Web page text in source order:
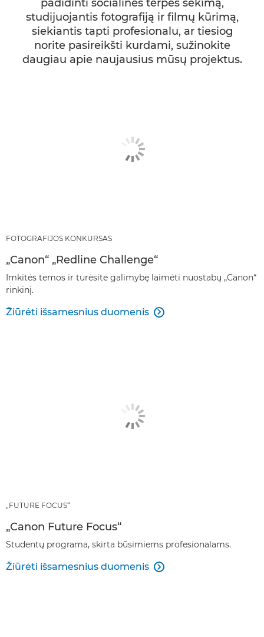
padidinti socialinės terpės sekimą,
studijuojantis fotografiją ir filmų kūrimą,
siekiantis tapti profesionalu, ar tiesiog
norite pasireikšti kurdami, sužinokite
daugiau apie naujausius mūsų projektus.
FOTOGRAFIJOS KONKURSAS
„Canon“ „Redline Challenge“
Imkitės temos ir turėsite galimybę laimėti nuostabų „Canon“
rinkinį.
Žiūrėti išsamesnius duomenis 
„FUTURE FOCUS“
„Canon Future Focus“
Studentų programa, skirta būsimiems profesionalams.
Žiūrėti išsamesnius duomenis 